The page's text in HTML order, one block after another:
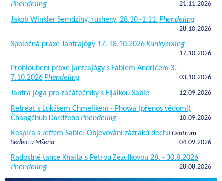
Phendeling
21.11.2026
Jakob Winkler Semdziny, rusheny, 28.10.-1.11. Phendeling
28.10.2026
Společná praxe Jantrajógy 17.-18.10.2026Kunkyabling
17.10.2026
Prohloubení praxe jantrajógy s Fabiem Andricem 3. -
7.10.2026Phendeling 03.10.2026
Jantra jóga pro začátečníky s Fijalkou Sable 12.09.2026
Retreat s Lukášem Chmelíkem - Phowa (přenos vědomí)
Čhangčhub DordžehoPhendeling 10.09.2026
Respira s Jeffem Sable: Objevování zázraků dechu Centrum
Sedlec u Mšena
04.09.2026
Radostné tance Khaita s Petrou Zezulkovou 28. - 30.8.2026
Phendeling
28.08.2026